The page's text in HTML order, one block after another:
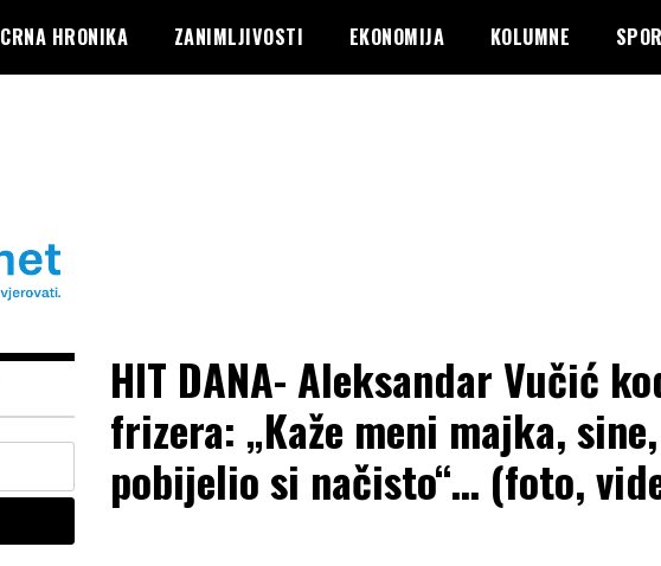
CRNA HRONIKA ZANIMLJIVOSTI EKONOMIJA KOLUMNE
HIT DANA- Aleksandar Vučić
frizera: „Kaže meni majka, sine,
pobijelio si načisto“… (foto,